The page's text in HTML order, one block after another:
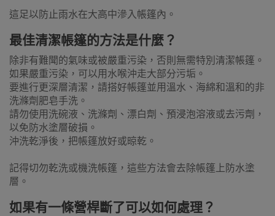
這足以防止雨水在大高中滲入帳篷內。
最佳清潔帳篷的方法是什麼？
除非有難聞的氣味或被嚴重污染，否則無需特別清潔帳篷。
如果嚴重污染，可以用水喉沖走大部分污垢。
要進行更深層清潔，請搭好帳篷並用溫水、海綿和溫和的非
洗滌劑肥皂手洗。
請勿使用洗碗液、洗滌劑、漂白劑、預浸泡溶液或去污劑，
以免防水塗層破損。
沖洗乾淨後，把帳篷放好或晾乾。
記得切勿乾洗或機洗帳篷，這些方法會去除帳篷上防水塗
層。
如果有一條營桿斷了可以如何處理？